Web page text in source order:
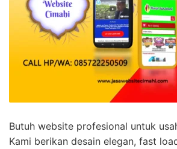
Butuh website profesional untuk
Kami berikan desain elegan, fast